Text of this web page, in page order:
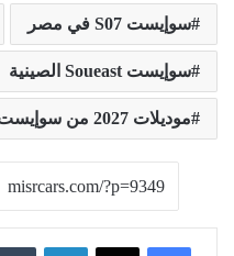
سوإيست S07 في مصر
سوإيست Soueast الصينية
موديلات 2027 من سوإيست
لينكدإن